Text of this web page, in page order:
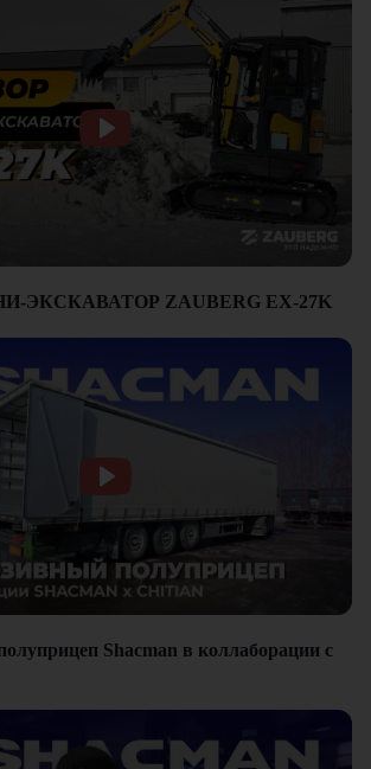
ЭКСКАВАТОР ZAUBERG EX-27K
Shacman в коллаборации с